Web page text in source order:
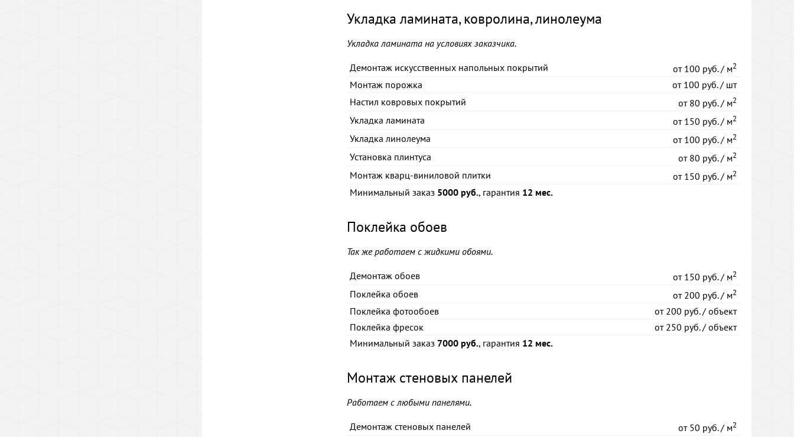
Укладка ламината, ковролина, линолеума
Укладка ламината на условиях заказчика.
Демонтаж искусственных напольных покрытий от100 руб. / м2
Монтаж порожка от100 руб. / шт
Настил ковровых покрытий
от80 руб. / м2
Укладка ламината от150 руб. / м2
Укладка линолеума от100 руб. / м2
Установка плинтуса от80 руб. / м2
Монтаж кварц-виниловой плитки от150 руб. / м2
Минимальный заказ 5000 руб., гарантия 12 мес.
Поклейка обоев
Так же работаем с жидкими обоями.
Демонтаж обоев от150 руб. / м2
Поклейка обоев от200 руб. / м2
Поклейка фотообоев от200 руб. / объект
Поклейка фресок
от250 руб. / объект
Минимальный заказ 7000 руб., гарантия 12 мес.
Монтаж стеновых панелей
Работаем с любыми панелями.
Демонтаж стеновых панелей от50 руб. / м2